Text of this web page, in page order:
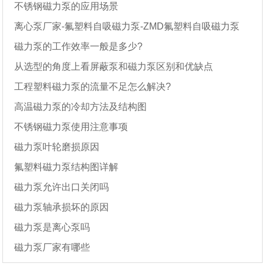
不锈钢磁力泵的应用场景
离心泵厂家-氟塑料自吸磁力泵-ZMD氟塑料自吸磁力泵
磁力泵的工作效率一般是多少?
从选型的角度上看屏蔽泵和磁力泵区别和优缺点
工程塑料磁力泵的流量不足怎么解决?
高温磁力泵的冷却方法及结构图
不锈钢磁力泵使用注意事项
磁力泵叶轮磨损原因
氟塑料磁力泵结构图详解
磁力泵允许出口关闭吗
磁力泵轴承损坏的原因
磁力泵是离心泵吗
磁力泵厂家有哪些